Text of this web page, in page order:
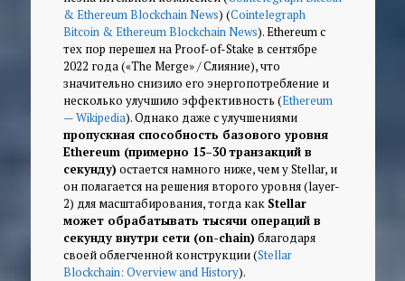
& Ethereum Blockchain News) (Cointelegraph
Bitcoin & Ethereum Blockchain News). Ethereum с
тех пор перешел на Proof-of-Stake в сентябре
2022 года («The Merge» / Слияние), что
значительно снизило его энергопотребление и
несколько улучшило эффективность (Ethereum
— Wikipedia). Однако даже с улучшениями
пропускная способность базового уровня
Ethereum (примерно 15–30 транзакций в
секунду) остается намного ниже, чем у Stellar, и
он полагается на решения второго уровня (layer-
2) для масштабирования, тогда как Stellar
может обрабатывать тысячи операций в
секунду внутри сети (on-chain) благодаря
своей облегченной конструкции (Stellar
Blockchain: Overview and History).